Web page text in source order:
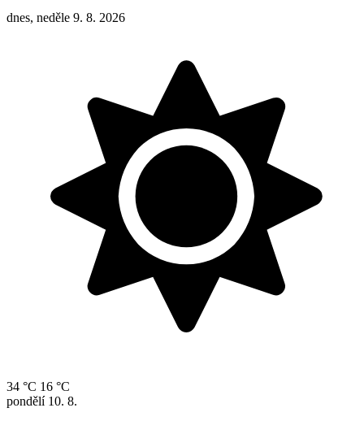
dnes, neděle 9. 8. 2026
34 °C 16 °C
pondělí 10. 8.